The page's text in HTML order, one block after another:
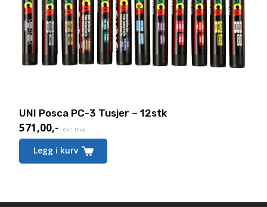
UNI Posca PC-3 Tusjer – 12stk
571,00,-
Nåværende
pris
eks. mva.
Legg i kurv